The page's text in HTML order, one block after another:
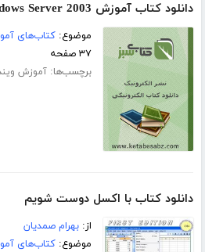
دانلود کتاب آموزش Windows Server 2003
موضوع:کتاب‌های
۳۷ صفحه
برچسب‌ها:آموزش
دانلود کتاب با اکسل دوست شویم
از:بهرام صمدیان
موضوع:کتاب‌های